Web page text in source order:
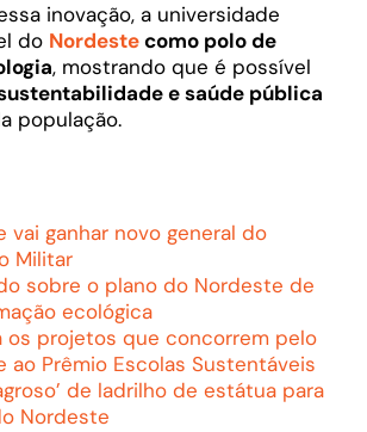
inovação, a universidade
do Nordestecomo polo de
, mostrando que é possível
e saúde pública
população.
vai ganhar novo general do
Militar
sobre o plano do Nordeste de
ecológica
os projetos que concorrem pelo
ao Prêmio Escolas Sustentáveis
de ladrilho de estátua para
Nordeste